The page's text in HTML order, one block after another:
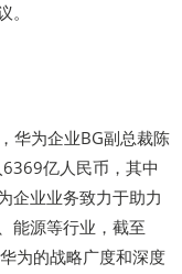
华为企业BG副总裁陈
亿人民币，其中
企业业务致力于助力
能源等行业，截至
为的战略广度和深度